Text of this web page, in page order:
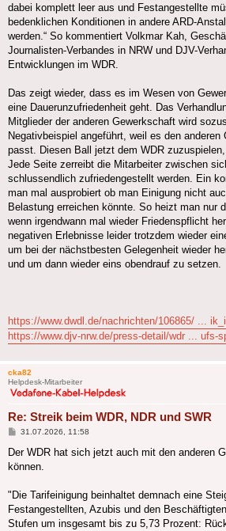
dabei komplett leer aus und Festangestellte
bedenklichen Konditionen in andere ARD-
werden.“ So kommentiert Volkmar Kah,
Journalisten-Verbandes in NRW und DJV-
Entwicklungen im WDR.
Das zeigt wieder, dass es im Wesen von
eine Dauerunzufriedenheit geht. Das
Mitglieder der anderen Gewerkschaft wird
Negativbeispiel angeführt, weil es den anderen
passt. Diesen Ball jetzt dem WDR
Jede Seite zerreibt die Mitarbeiter zwischen
schlussendlich zufriedengestellt werden. Ein
man mal ausprobiert ob man Einigung nicht
Belastung erreichen könnte. So heizt man nur
wenn irgendwann mal wieder Friedenspflicht
negativen Erlebnisse leider trotzdem wieder
um bei der nächstbesten Gelegenheit wieder
und um dann wieder eins obendrauf zu setzen.
https://www.dwdl.de/nachrichten/106865/ ...
https://www.djv-nrw.de/press-detail/wdr ... ufs-
cka82
Helpdesk-Mitarbeiter
Re: Streik beim WDR, NDR und SWR
Beitrag
31.07.2026, 11:58
Der WDR hat sich jetzt auch mit den anderen
können.
"Die Tarifeinigung beinhaltet demnach eine
Festangestellten, Azubis und den
Stufen um insgesamt bis zu 5,73 Prozent: